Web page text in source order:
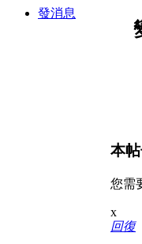
發消息
本
您需
x
回復